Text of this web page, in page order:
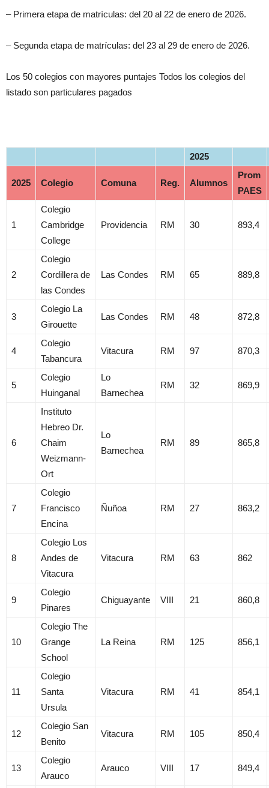
– Primera etapa de matrículas: del 20 al 22 de enero de 2026.
– Segunda etapa de matrículas: del 23 al 29 de enero de 2026.
Los 50 colegios con mayores puntajes Todos los colegios del
listado son particulares pagados
2025
2025 Colegio Comuna Reg. Alumnos
Prom
PAES
1
Colegio
Cambridge
College
Providencia RM 30 893,4
2
Colegio
Cordillera de
las Condes
Las Condes RM 65 889,8
3
Colegio La
Girouette
Las Condes RM 48 872,8
4
Colegio
Tabancura
Vitacura RM 97 870,3
5
Colegio
Huinganal
Lo
Barnechea
RM 32 869,9
6
Instituto
Hebreo Dr.
Chaim
Weizmann-
Ort
Lo
Barnechea
RM 89 865,8
7
Colegio
Francisco
Encina
Ñuñoa RM 27 863,2
8
Colegio Los
Andes de
Vitacura
Vitacura RM 63 862
9
Colegio
Pinares
Chiguayante VIII 21 860,8
10
Colegio The
Grange
School
La Reina RM 125 856,1
11
Colegio
Santa
Ursula
Vitacura RM 41 854,1
12
Colegio San
Benito
Vitacura RM 105 850,4
13
Colegio
Arauco
Arauco VIII 17 849,4